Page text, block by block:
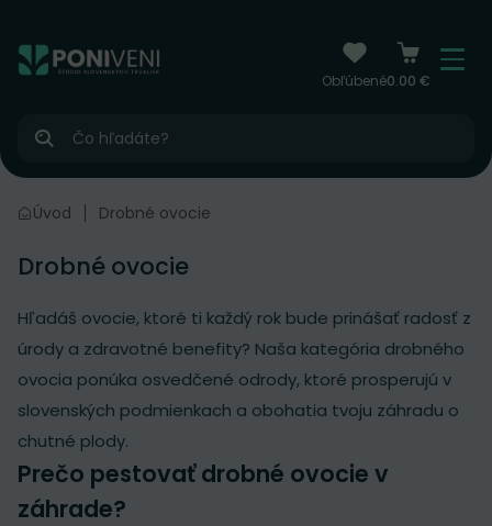
Obľúbené0.00 €
Menu
Hľadať
Úvod Drobné ovocie
Drobné ovocie
Hľadáš ovocie, ktoré ti každý rok bude prinášať radosť z
úrody a zdravotné benefity? Naša kategória drobného
ovocia ponúka osvedčené odrody, ktoré prosperujú v
slovenských podmienkach a obohatia tvoju záhradu o
chutné plody.
Prečo pestovať drobné ovocie v
záhrade?